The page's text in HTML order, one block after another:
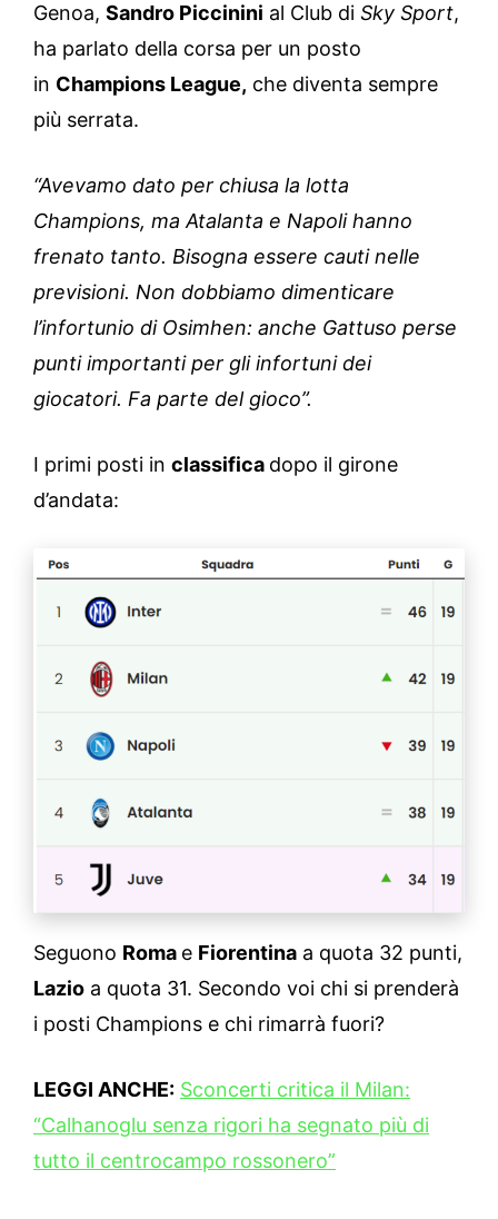
Genoa, Sandro Piccinini al Club di Sky Sport,
ha parlato della corsa per un posto
in Champions League, che diventa sempre
più serrata.
“Avevamo dato per chiusa la lotta
Champions, ma Atalanta e Napoli hanno
frenato tanto. Bisogna essere cauti nelle
previsioni. Non dobbiamo dimenticare
l’infortunio di Osimhen: anche Gattuso perse
punti importanti per gli infortuni dei
giocatori. Fa parte del gioco”.
I primi posti in classifica dopo il girone
d’andata:
Seguono Roma e Fiorentina a quota 32 punti,
Lazio a quota 31. Secondo voi chi si prenderà
i posti Champions e chi rimarrà fuori?
LEGGI ANCHE: Sconcerti critica il Milan:
“Calhanoglu senza rigori ha segnato più di
tutto il centrocampo rossonero”